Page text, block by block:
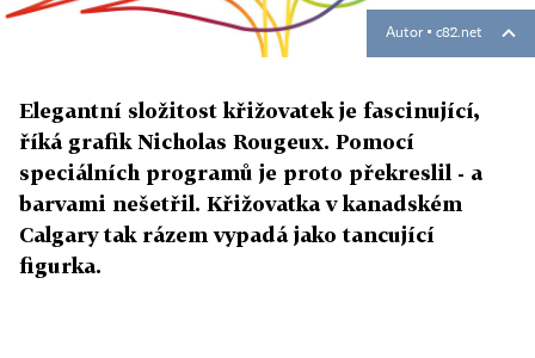
Autor ▪ c82.net
Elegantní složitost křižovatek je fascinující,
říká grafik Nicholas Rougeux. Pomocí
speciálních programů je proto překreslil - a
barvami nešetřil. Křižovatka v kanadském
Calgary tak rázem vypadá jako tancující
figurka.